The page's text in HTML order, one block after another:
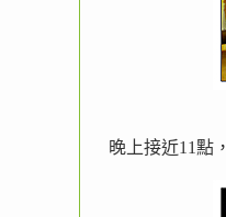
晚上接近11點